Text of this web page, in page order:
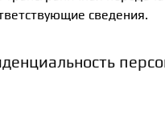
сведения.